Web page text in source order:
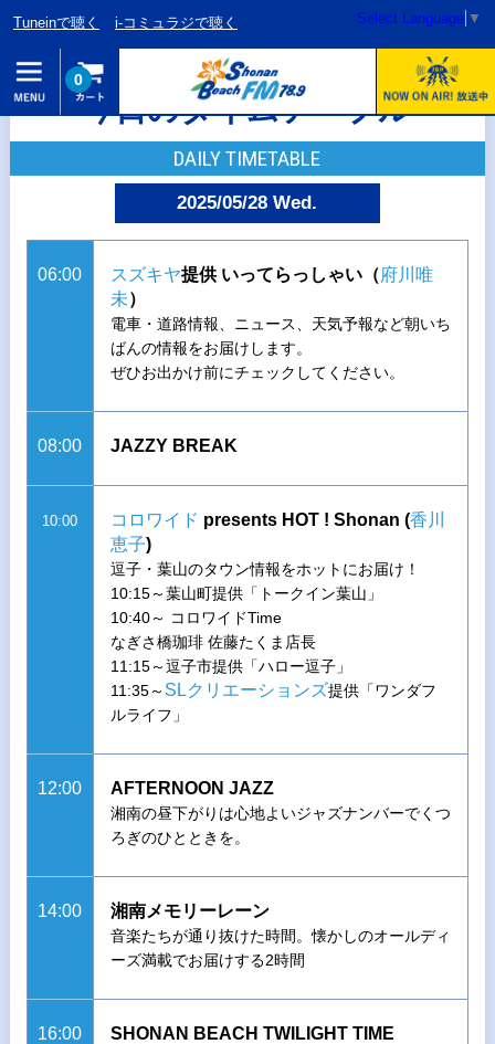
Tuneinで聴く i-コミュラジで聴く Select Language ▼
0
今日のタイムテーブル
DAILY TIMETABLE
2025/05/28 Wed.
06:00 スズキヤ提供 いってらっしゃい（府川唯
未）
電車・道路情報、ニュース、天気予報など朝いち
ばんの情報をお届けします。
ぜひお出かけ前にチェックしてください。
08:00 JAZZY BREAK
10:00 コロワイド presents HOT ! Shonan (香川
恵子)
逗子・葉山のタウン情報をホットにお届け！
10:15～葉山町提供「トークイン葉山」
10:40～ コロワイドTime
なぎさ橋珈琲 佐藤たくま店長
11:15～逗子市提供「ハロー逗子」
11:35～ SLクリエーションズ提供「ワンダフ
ルライフ」
12:00 AFTERNOON JAZZ
湘南の昼下がりは心地よいジャズナンバーでくつ
ろぎのひとときを。
14:00 湘南メモリーレーン
音楽たちが通り抜けた時間。懐かしのオールディ
ーズ満載でお届けする2時間
16:00 SHONAN BEACH TWILIGHT TIME